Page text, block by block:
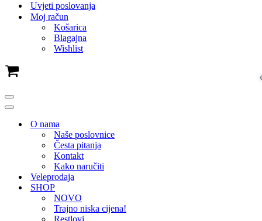
Uvjeti poslovanja
Moj račun
Košarica
Blagajna
Wishlist
Cart
Navigation
Menu
Navigation
O nama
Naše poslovnice
Česta pitanja
Kontakt
Kako naručiti
Veleprodaja
SHOP
NOVO
Trajno niska cijena!
Restlovi